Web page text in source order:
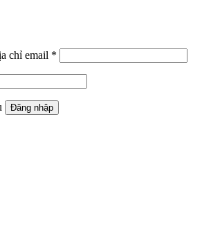
chỉ email *
Đăng nhập